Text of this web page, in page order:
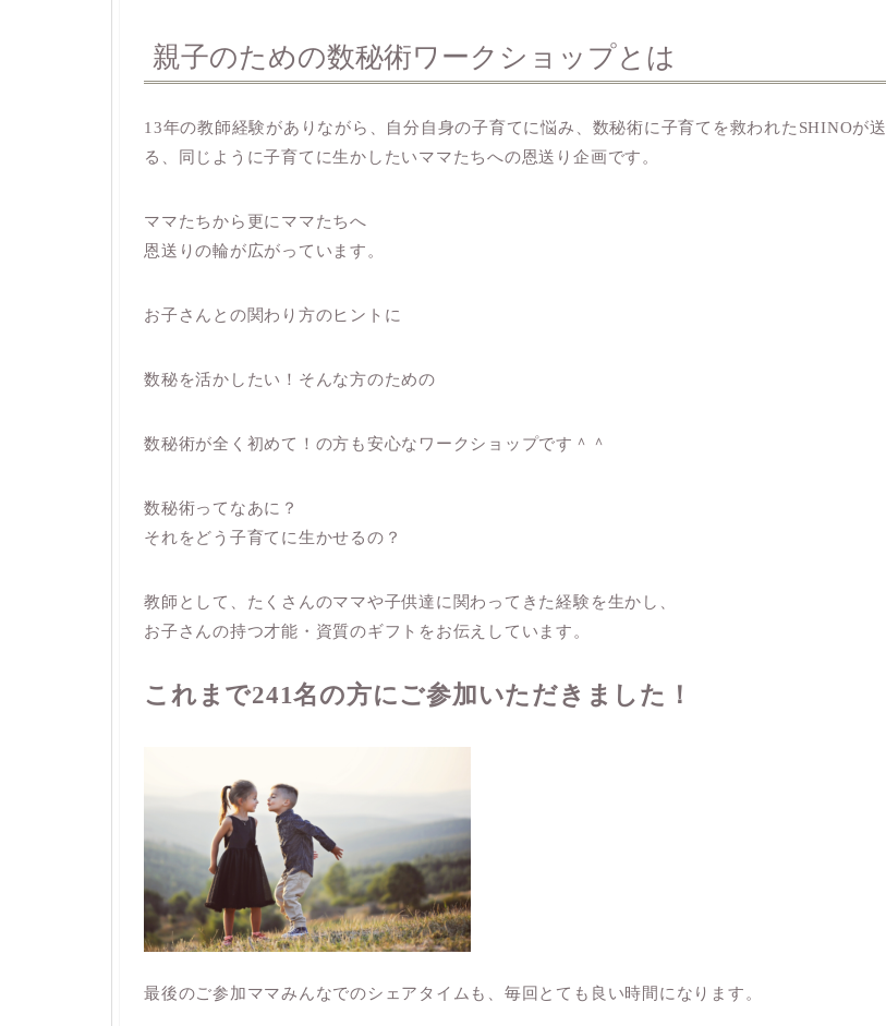
親子のための数秘術ワークショップとは
13年の教師経験がありながら、自分自身の子育てに悩み、数秘術に子育てを救われたSHINOが送
る、同じように子育てに生かしたいママたちへの恩送り企画です。
ママたちから更にママたちへ
恩送りの輪が広がっています。
お子さんとの関わり方のヒントに
数秘を活かしたい！そんな方のための
数秘術が全く初めて！の方も安心なワークショップです＾＾
数秘術ってなあに？
それをどう子育てに生かせるの？
教師として、たくさんのママや子供達に関わってきた経験を生かし、
お子さんの持つ才能・資質のギフトをお伝えしています。
これまで241名の方にご参加いただきました！
最後のご参加ママみんなでのシェアタイムも、毎回とても良い時間になります。